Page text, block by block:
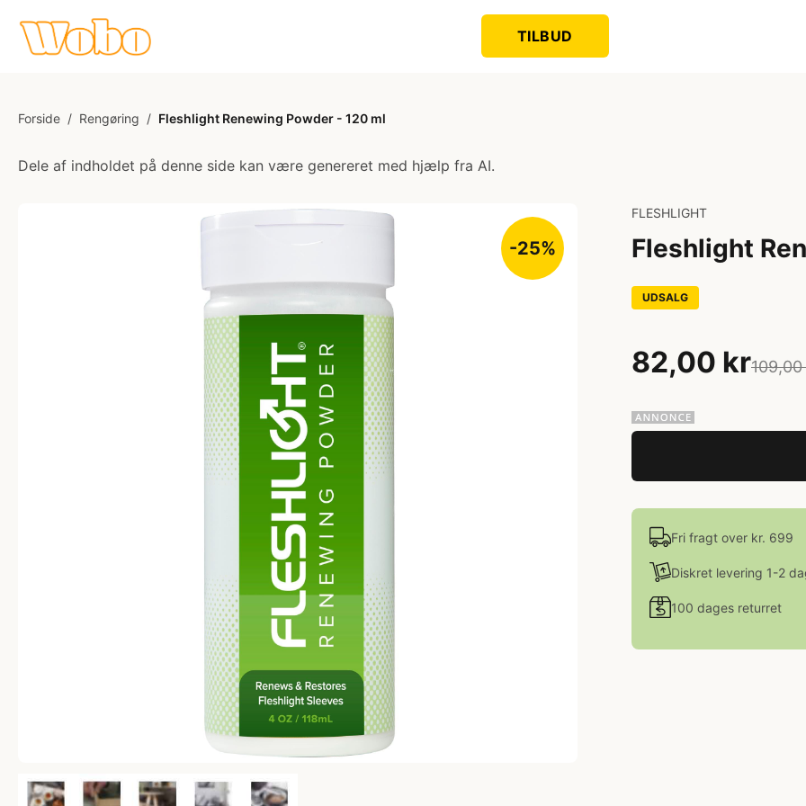
TILBUD
Forside / Rengøring / Fleshlight Renewing Powder - 120 ml
Dele af indholdet på denne side kan være genereret med hjælp fra AI.
-25%
FLESHLIGHT
Fleshlight
UDSALG
82,00 kr
Fri fragt over kr. 699
Diskret levering 1-2
100 dages returret